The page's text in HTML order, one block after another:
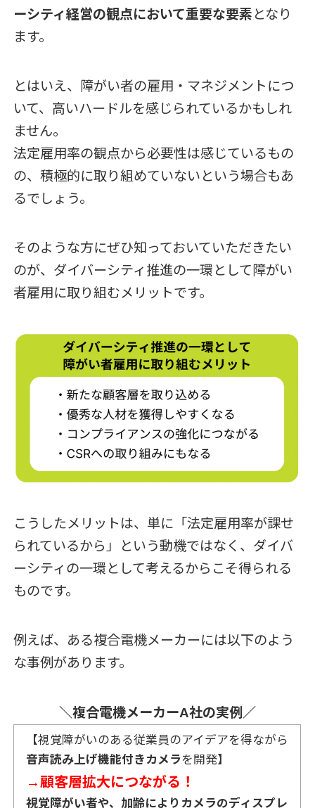
ーシティ経営の観点において重要な要素 となり
ます。
とはいえ、障がい者の雇用・マネジメントにつ
いて、高いハードルを感じられているかもしれ
ません。
法定雇用率の観点から必要性は感じているもの
の、積極的に取り組めていないという場合もあ
るでしょう。
そのような方にぜひ知っておいていただきたい
のが、ダイバーシティ推進の一環として障がい
者雇用に取り組むメリットです。
こうしたメリットは、単に「法定雇用率が課せ
られているから」という動機ではなく、ダイバ
ーシティの一環として考えるからこそ得られる
ものです。
例えば、ある複合電機メーカーには以下のよう
な事例があります。
＼複合電機メーカーA社の実例／
【視覚障がいのある従業員のアイデアを得ながら
音声読み上げ機能付きカメラを開発】
→顧客層拡大につながる！
視覚障がい者や、加齢によりカメラのディスプレ